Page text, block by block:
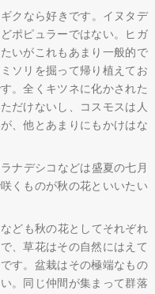
クなら好きです。イヌタデ
ポピュラーではない。ヒガ
いがこれもあまり一般的で
ソリを掘って帰り植えてお
。全くキツネに化かされた
だけないし、コスモスは人
、他とあまりにもかけはな
ナデシコなどは盛夏の七月
くものが秋の花といいたい
ども秋の花としてそれぞれ
、草花はその自然にはえて
す。盆栽はその極端なもの
。同じ仲間が集まって群落